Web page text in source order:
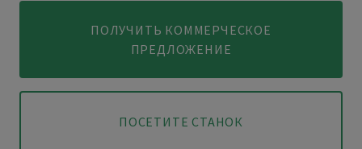
ПОЛУЧИТЬ КОММЕРЧЕСКОЕ
ПРЕДЛОЖЕНИЕ
ПОСЕТИТЕ СТАНОК